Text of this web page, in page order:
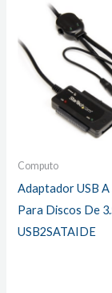
Computo
Adaptador USB
Para Discos De
USB2SATAIDE